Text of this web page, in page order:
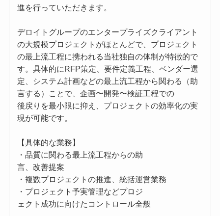
進を行っていただきます。
デロイトグループのエンタープライズクライアント
の大規模プロジェクトがほとんどで、プロジェクト
の最上流工程に携われる当社独自の体制が特徴的で
す。具体的にRFP策定、要件定義工程、ベンダー選
定、システム計画などの最上流工程から関わる（助
言する）ことで、企画〜開発〜検証工程での
後戻りを最小限に抑え、プロジェクトの効率化の実
現が可能です。
【具体的な業務】
・品質に関わる最上流工程からの助
言、改善提案
・複数プロジェクトの推進、統括運営業務
・プロジェクト予実管理などプロジ
ェクト成功に向けたコントロール全般